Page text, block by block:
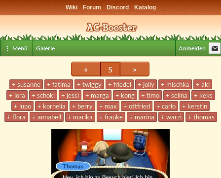
Wiki Forum Discord Katalog
⋮ Menü Galerie Anmelden
« 5 »
+ susanne + fatima + twiggy + friedel + jolly + mischka
+ aki
+ lora
+ schoki + jessi + marga + kong + timo + selina
+ keks
+ lupo
+ kornelia + berry + max + ottfried + carlo
+ kerstin
+ flora
+ annabell + marika + frauke + marina + warzi + thomas